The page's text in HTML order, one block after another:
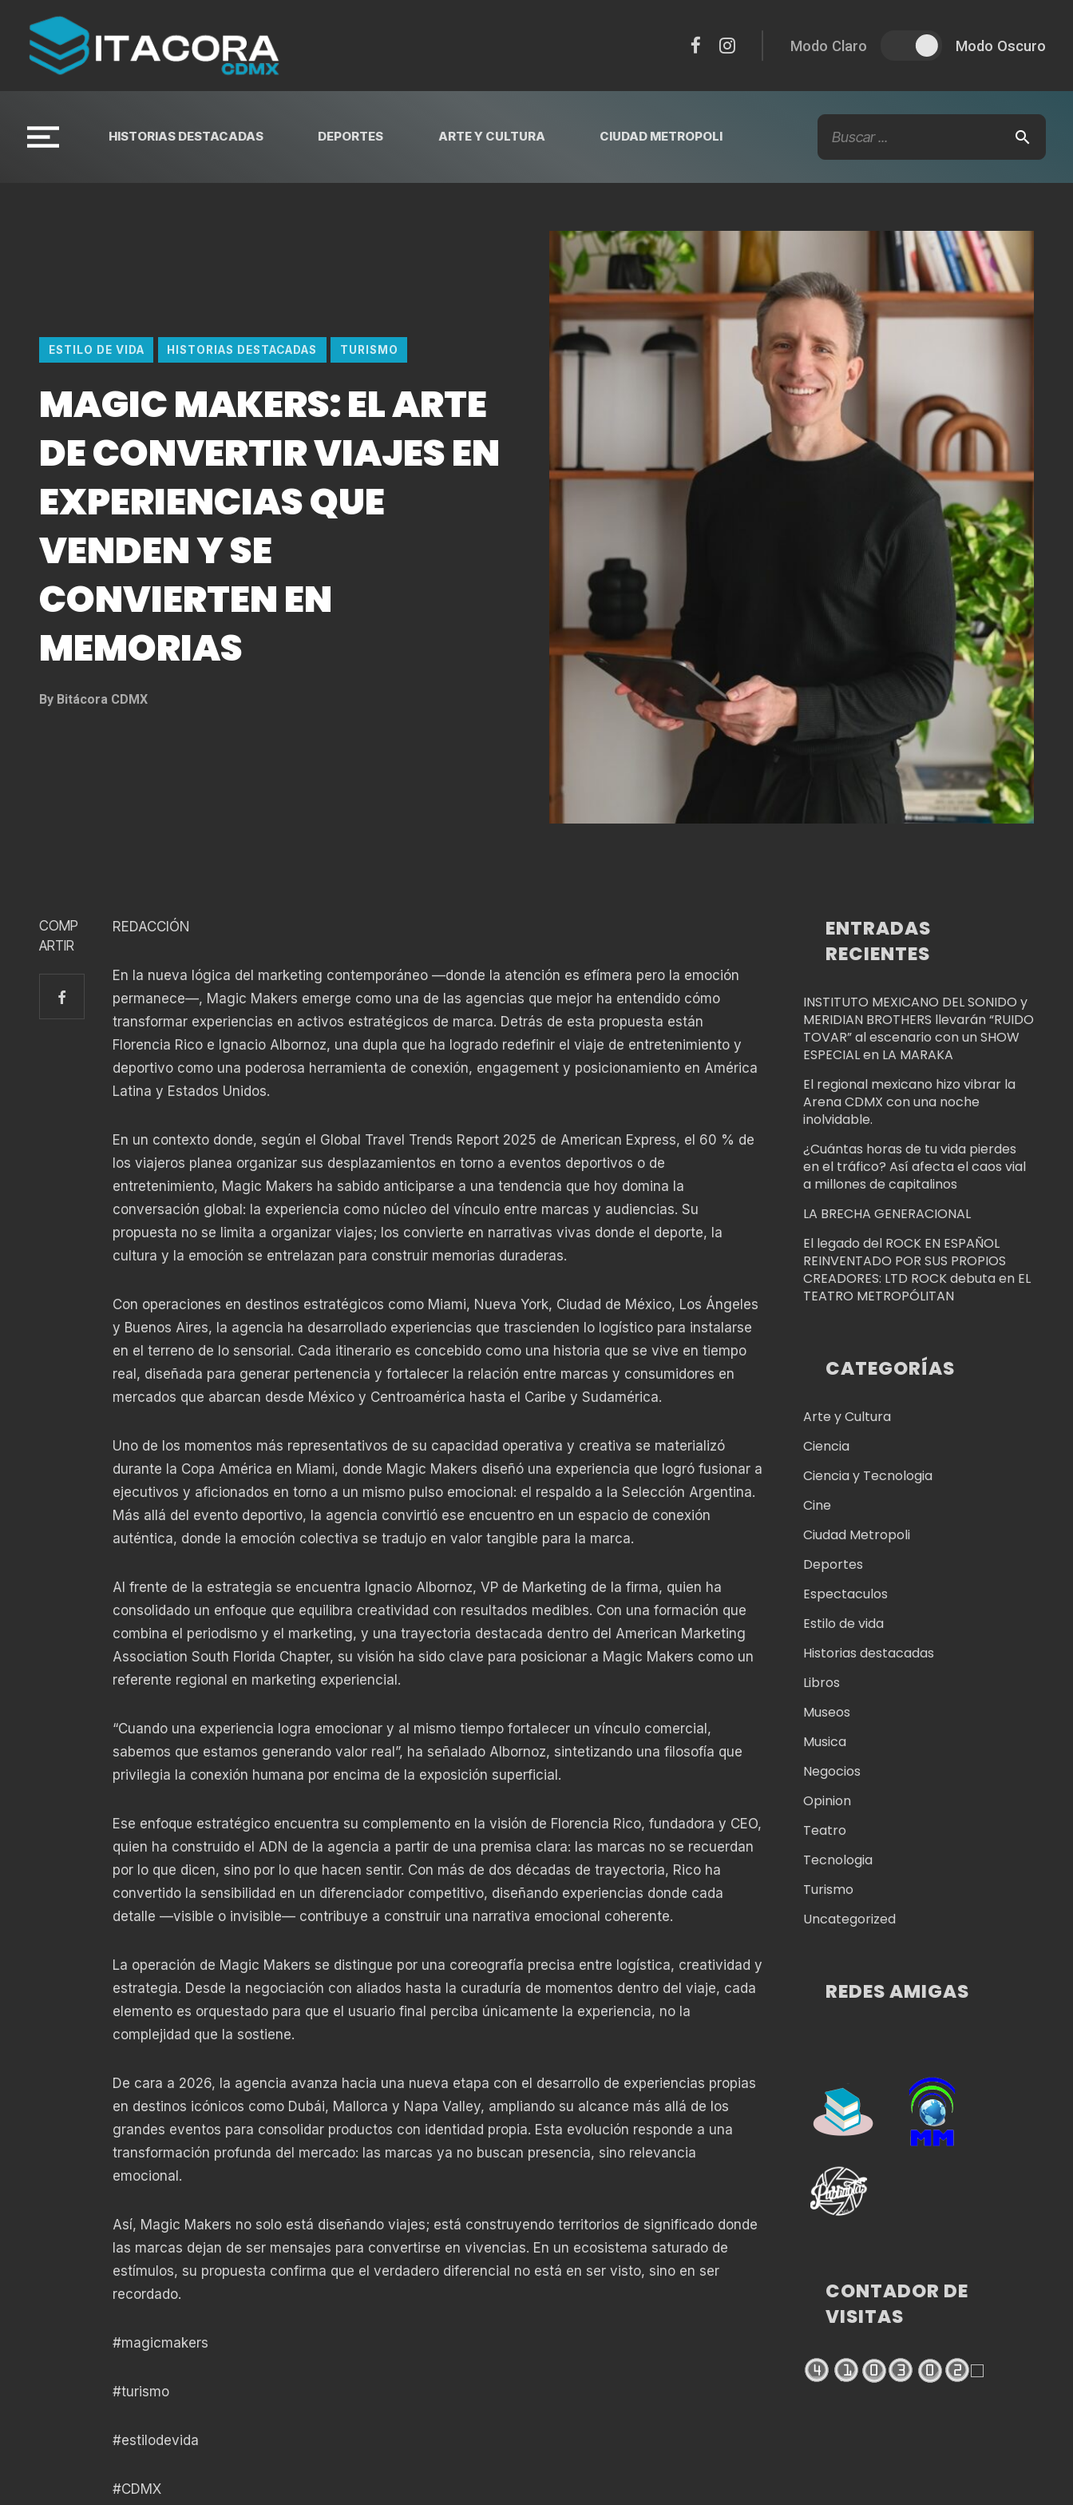
Modo Claro Modo Oscuro
HISTORIAS DESTACADAS DEPORTES ARTE Y CULTURA CIUDAD METROPOLI
ESTILO DE VIDA HISTORIAS DESTACADAS TURISMO
MAGIC MAKERS: EL ARTE
DE CONVERTIR VIAJES EN
EXPERIENCIAS QUE
VENDEN Y SE
CONVIERTEN EN
MEMORIAS
By Bitácora CDMX
COMP
ARTIR
REDACCIÓN
En la nueva lógica del marketing contemporáneo —donde la atención es efímera pero la emoción
permanece—, Magic Makers emerge como una de las agencias que mejor ha entendido cómo
transformar experiencias en activos estratégicos de marca. Detrás de esta propuesta están
Florencia Rico e Ignacio Albornoz, una dupla que ha logrado redefinir el viaje de entretenimiento y
deportivo como una poderosa herramienta de conexión, engagement y posicionamiento en América
Latina y Estados Unidos.
En un contexto donde, según el Global Travel Trends Report 2025 de American Express, el 60 % de
los viajeros planea organizar sus desplazamientos en torno a eventos deportivos o de
entretenimiento, Magic Makers ha sabido anticiparse a una tendencia que hoy domina la
conversación global: la experiencia como núcleo del vínculo entre marcas y audiencias. Su
propuesta no se limita a organizar viajes; los convierte en narrativas vivas donde el deporte, la
cultura y la emoción se entrelazan para construir memorias duraderas.
Con operaciones en destinos estratégicos como Miami, Nueva York, Ciudad de México, Los Ángeles
y Buenos Aires, la agencia ha desarrollado experiencias que trascienden lo logístico para instalarse
en el terreno de lo sensorial. Cada itinerario es concebido como una historia que se vive en tiempo
real, diseñada para generar pertenencia y fortalecer la relación entre marcas y consumidores en
mercados que abarcan desde México y Centroamérica hasta el Caribe y Sudamérica.
Uno de los momentos más representativos de su capacidad operativa y creativa se materializó
durante la Copa América en Miami, donde Magic Makers diseñó una experiencia que logró fusionar a
ejecutivos y aficionados en torno a un mismo pulso emocional: el respaldo a la Selección Argentina.
Más allá del evento deportivo, la agencia convirtió ese encuentro en un espacio de conexión
auténtica, donde la emoción colectiva se tradujo en valor tangible para la marca.
Al frente de la estrategia se encuentra Ignacio Albornoz, VP de Marketing de la firma, quien ha
consolidado un enfoque que equilibra creatividad con resultados medibles. Con una formación que
combina el periodismo y el marketing, y una trayectoria destacada dentro del American Marketing
Association South Florida Chapter, su visión ha sido clave para posicionar a Magic Makers como un
referente regional en marketing experiencial.
“Cuando una experiencia logra emocionar y al mismo tiempo fortalecer un vínculo comercial,
sabemos que estamos generando valor real”, ha señalado Albornoz, sintetizando una filosofía que
privilegia la conexión humana por encima de la exposición superficial.
Ese enfoque estratégico encuentra su complemento en la visión de Florencia Rico, fundadora y CEO,
quien ha construido el ADN de la agencia a partir de una premisa clara: las marcas no se recuerdan
por lo que dicen, sino por lo que hacen sentir. Con más de dos décadas de trayectoria, Rico ha
convertido la sensibilidad en un diferenciador competitivo, diseñando experiencias donde cada
detalle —visible o invisible— contribuye a construir una narrativa emocional coherente.
La operación de Magic Makers se distingue por una coreografía precisa entre logística, creatividad y
estrategia. Desde la negociación con aliados hasta la curaduría de momentos dentro del viaje, cada
elemento es orquestado para que el usuario final perciba únicamente la experiencia, no la
complejidad que la sostiene.
De cara a 2026, la agencia avanza hacia una nueva etapa con el desarrollo de experiencias propias
en destinos icónicos como Dubái, Mallorca y Napa Valley, ampliando su alcance más allá de los
grandes eventos para consolidar productos con identidad propia. Esta evolución responde a una
transformación profunda del mercado: las marcas ya no buscan presencia, sino relevancia
emocional.
Así, Magic Makers no solo está diseñando viajes; está construyendo territorios de significado donde
las marcas dejan de ser mensajes para convertirse en vivencias. En un ecosistema saturado de
estímulos, su propuesta confirma que el verdadero diferencial no está en ser visto, sino en ser
recordado.
#magicmakers
#turismo
#estilodevida
#CDMX
ENTRADAS
RECIENTES
INSTITUTO MEXICANO DEL SONIDO y
MERIDIAN BROTHERS llevarán “RUIDO
TOVAR” al escenario con un SHOW
ESPECIAL en LA MARAKA
El regional mexicano hizo vibrar la
Arena CDMX con una noche
inolvidable.
¿Cuántas horas de tu vida pierdes
en el tráfico? Así afecta el caos vial
a millones de capitalinos
LA BRECHA GENERACIONAL
El legado del ROCK EN ESPAÑOL
REINVENTADO POR SUS PROPIOS
CREADORES: LTD ROCK debuta en EL
TEATRO METROPÓLITAN
CATEGORÍAS
Arte y Cultura
Ciencia
Ciencia y Tecnologia
Cine
Ciudad Metropoli
Deportes
Espectaculos
Estilo de vida
Historias destacadas
Libros
Museos
Musica
Negocios
Opinion
Teatro
Tecnologia
Turismo
Uncategorized
REDES AMIGAS
CONTADOR DE
VISITAS